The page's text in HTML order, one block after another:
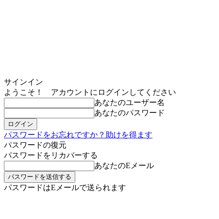
サインイン
ようこそ！ アカウントにログインしてください
あなたのユーザー名
あなたのパスワード
パスワードをお忘れですか？助けを得ます
パスワードの復元
パスワードをリカバーする
あなたのEメール
パスワードはEメールで送られます